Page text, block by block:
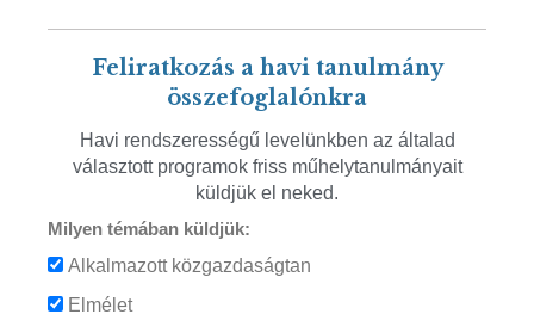
Feliratkozás a havi tanulmány
összefoglalónkra
Havi rendszerességű levelünkben az általad
választott programok friss műhelytanulmányait
küldjük el neked.
Milyen témában küldjük:
Alkalmazott közgazdaságtan
Elmélet